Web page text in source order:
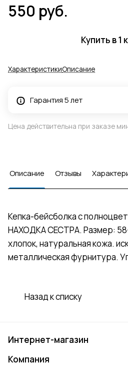
550 руб.
Купить в 1
ХарактеристикиОписание
Гарантия 5 лет
Цена действительна при заказе
Описание Отзывы
Кепка-бейсболка с
НАХОДКА СЕСТРА. Размер:
хлопок, натуральная кожа.
металлическая фурнитура.
Назад к списку
Интернет-магазин
Компания